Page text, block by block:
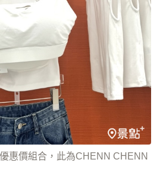
惠價組合，此為CHENN CHENN